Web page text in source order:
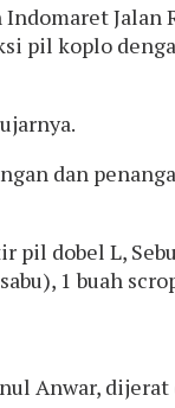
Jalan
pil koplo
dan
dobel L,
1 buah
Anwar,